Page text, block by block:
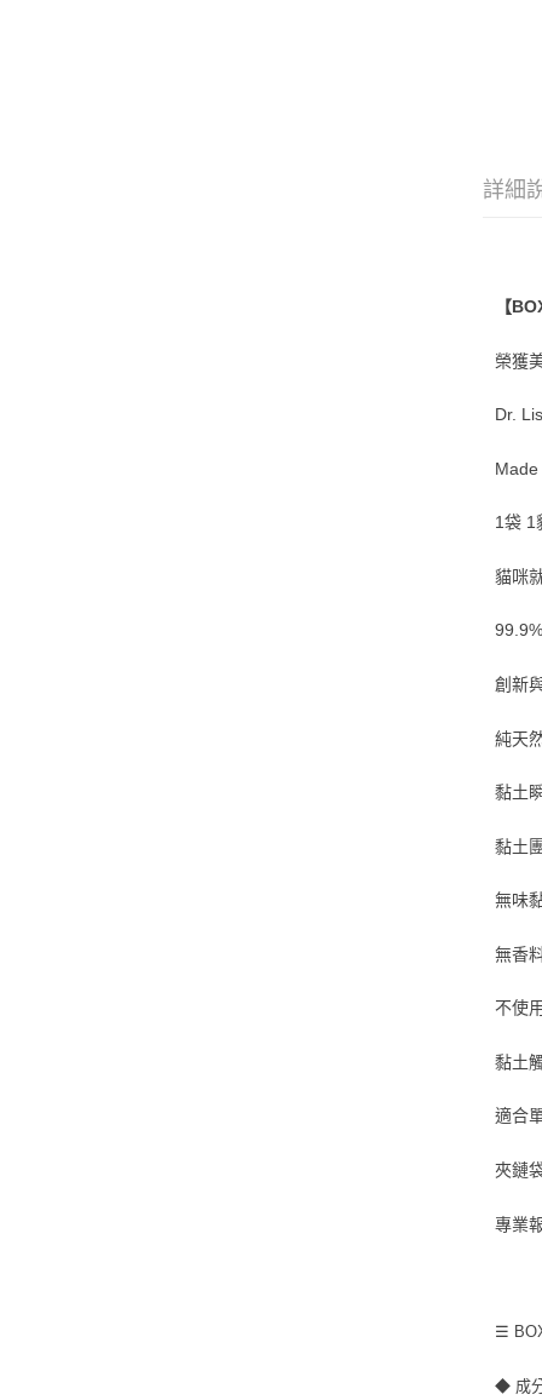
詳細
【
榮獲
Dr.
1袋 1
貓咪
創新
純天
黏土
黏土
無味
無香
不使
黏土
適合
夾鏈
專業
☰
◆ 成